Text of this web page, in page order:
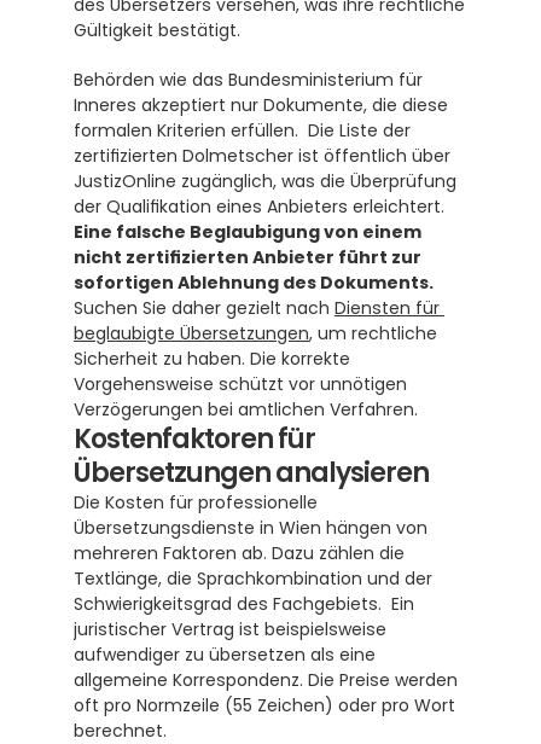
des Übersetzers versehen, was ihre rechtliche
Gültigkeit bestätigt.
Behörden wie das Bundesministerium für
Inneres akzeptiert nur Dokumente, die diese
formalen Kriterien erfüllen.  Die Liste der
zertifizierten Dolmetscher ist öffentlich über
JustizOnline zugänglich, was die Überprüfung
Eine falsche Beglaubigung von einem
nicht zertifizierten Anbieter führt zur
Suchen Sie daher gezielt nach Diensten für
beglaubigte Übersetzungen, um rechtliche
Sicherheit zu haben. Die korrekte
Vorgehensweise schützt vor unnötigen
Verzögerungen bei amtlichen Verfahren.
Kostenfaktoren für
Übersetzungen analysieren
Die Kosten für professionelle
Übersetzungsdienste in Wien hängen von
mehreren Faktoren ab. Dazu zählen die
Textlänge, die Sprachkombination und der
Schwierigkeitsgrad des Fachgebiets.  Ein
juristischer Vertrag ist beispielsweise
aufwendiger zu übersetzen als eine
allgemeine Korrespondenz. Die Preise werden
oft pro Normzeile (55 Zeichen) oder pro Wort
berechnet.